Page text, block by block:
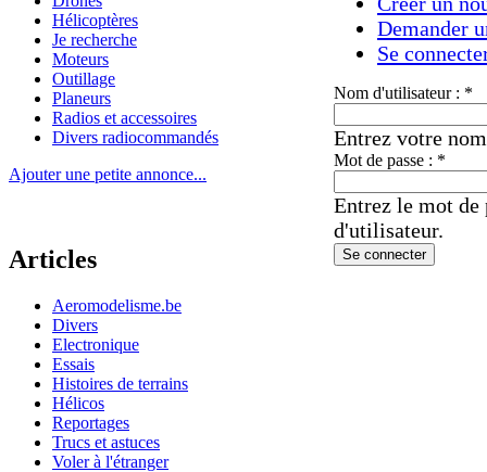
Hélicoptères
Je recherche
Moteurs
Outillage
Planeurs
Radios et accessoires
Divers radiocommandés
Ajouter une petite annonce...
Articles
Aeromodelisme.be
Divers
Electronique
Essais
Histoires de terrains
Hélicos
Reportages
Trucs et astuces
Voler à l'étranger
Demander
Se
Nom d'utilisateur : *
Entrez votre
Mot de passe : *
Entrez le mot de
d'utilisateur.